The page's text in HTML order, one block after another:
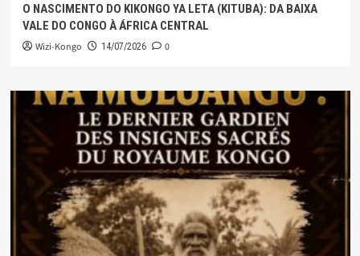
O NASCIMENTO DO KIKONGO YA LETA (KITUBA): DA BAIXA
VALE DO CONGO À ÁFRICA CENTRAL
Wizi-Kongo 14/07/2026 0